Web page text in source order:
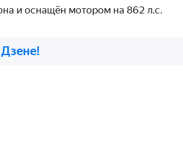
и оснащён мотором на 862 л.с.
Дзене!